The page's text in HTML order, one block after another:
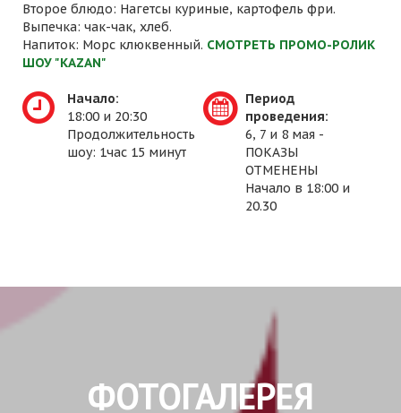
Второе блюдо: Нагетсы куриные, картофель фри.
Выпечка: чак-чак, хлеб.
Напиток: Морс клюквенный. СМОТРЕТЬ ПРОМО-РОЛИК
ШОУ "KAZAN"
Начало:
18:00 и 20:30
Продолжительность
шоу: 1час 15 минут
Период
проведения:
6, 7 и 8 мая -
ПОКАЗЫ
ОТМЕНЕНЫ
Начало в 18:00 и
20.30
ФОТОГАЛЕРЕЯ